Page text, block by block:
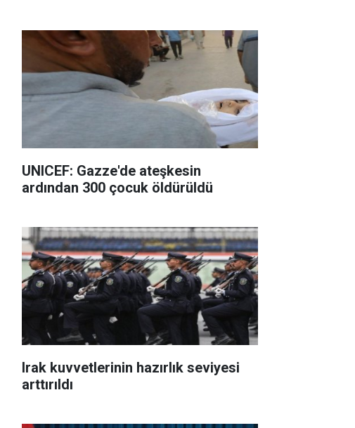
UNICEF: Gazze'de ateşkesin
ardından 300 çocuk öldürüldü
Irak kuvvetlerinin hazırlık seviyesi
arttırıldı